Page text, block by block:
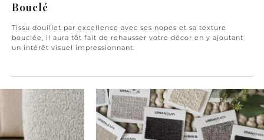
Bouclé
Tissu douillet par excellence avec ses nopes et sa texture
bouclée, il aura tôt fait de rehausser votre décor en y ajoutant
un intérêt visuel impressionnant.